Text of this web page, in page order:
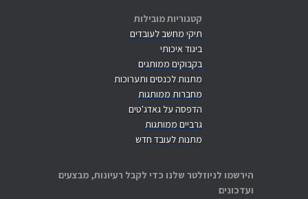
קטגוריות מובילות
תיקי מחשב לעובדים
ביגוד איכותי
בקבוקים ממותגים
מתנות לכנסים ותערוכות
מחברות ממותגות
הדפסה על גאדג'טים
גרביים ממותגות
מתנות לעובד חדש
הירשמו לניוזלטר שלנו כדי לקבל רעיונות, מבצעים
ועדכונים